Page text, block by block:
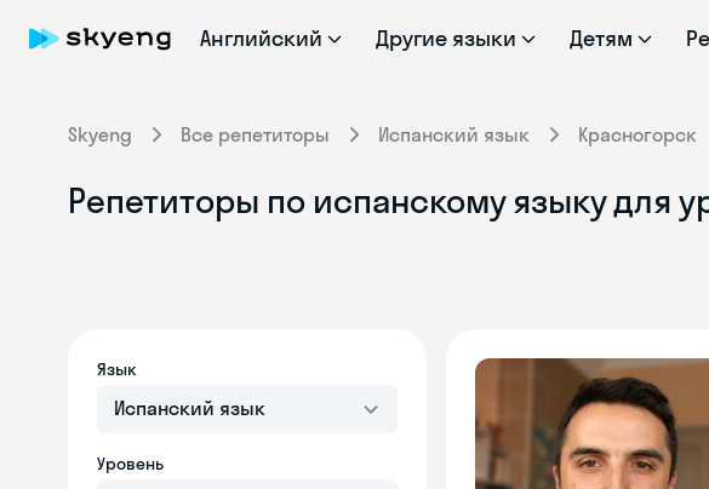
Английский Другие языки Детям
Skyeng Все репетиторы Испанский язык Красногорск
Репетиторы по испанскому языку для
Язык
Испанский язык
Уровень